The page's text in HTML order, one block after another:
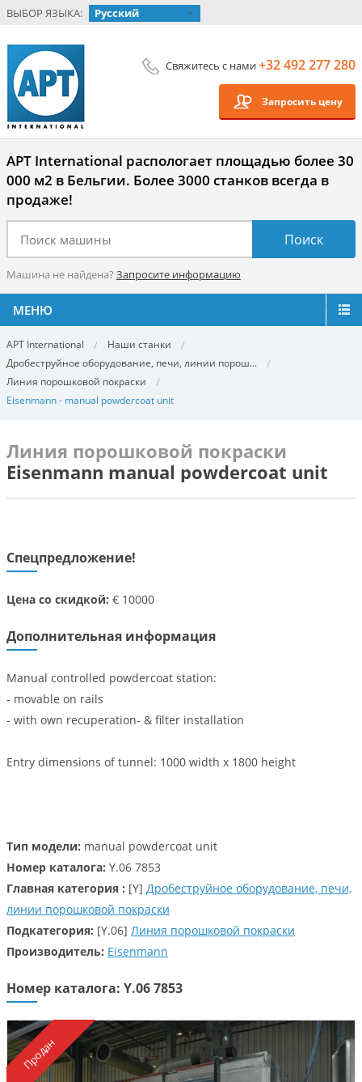
ВЫБОР ЯЗЫКА: Русский
Свяжитесь с нами+32 492 277 280
Запросить цену
APT International распологает площадью более 30
000 м2 в Бельгии. Более 3000 станков всегда в
продаже!
Машина не найдена? Запросите информацию
МЕНЮ
APT International
Наши станки
Дробеструйное оборудование, печи, линии порош...
Линия порошковой покраски
Eisenmann - manual powdercoat unit
Линия порошковой покраски
Eisenmann manual powdercoat unit
Спецпредложение!
Цена со скидкой: € 10000
Дополнительная информация
Manual controlled powdercoat station:
- movable on rails
- with own recuperation- & filter installation
Entry dimensions of tunnel: 1000 width x 1800 height
Тип модели: manual powdercoat unit
Номер каталога: Y.06 7853
Главная категория : [Y] Дробеструйное оборудование, печи,
линии порошковой покраски
Подкатегория: [Y.06] Линия порошковой покраски
Производитель: Eisenmann
Номер каталога: Y.06 7853
Продан